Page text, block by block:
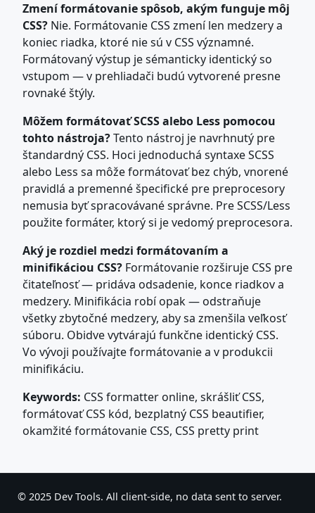
Zmení formátovanie spôsob, akým funguje môj
CSS? Nie. Formátovanie CSS zmení len medzery a
koniec riadka, ktoré nie sú v CSS významné.
Formátovaný výstup je sémanticky identický so
vstupom — v prehliadači budú vytvorené presne
rovnaké štýly.
Môžem formátovať SCSS alebo Less pomocou
tohto nástroja?Tento nástroj je navrhnutý pre
štandardný CSS. Hoci jednoduchá syntaxe SCSS
alebo Less sa môže formátovať bez chýb, vnorené
pravidlá a premenné špecifické pre preprocesory
nemusia byť spracovávané správne. Pre SCSS/Less
použite formáter, ktorý si je vedomý preprocesora.
Aký je rozdiel medzi formátovaním a
minifikáciou CSS? Formátovanie rozširuje CSS pre
čitateľnosť — pridáva odsadenie, konce riadkov a
medzery. Minifikácia robí opak — odstraňuje
všetky zbytočné medzery, aby sa zmenšila veľkosť
súboru. Obidve vytvárajú funkčne identický CSS.
Vo vývoji používajte formátovanie a v produkcii
minifikáciu.
Keywords: CSS formatter online, skrášliť CSS,
formátovať CSS kód, bezplatný CSS beautifier,
okamžité formátovanie CSS, CSS pretty print
© 2025 Dev Tools. All client-side, no data sent to server.